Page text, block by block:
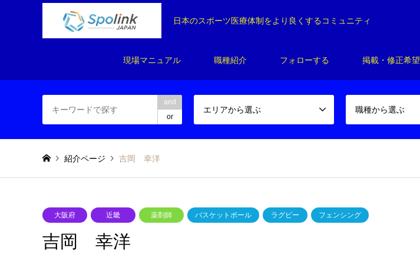
日本のスポーツ医療体制をより良くするコミュニティ
現場マニュアル 職種紹介 フォローする 掲載・修正希望
and
or
エリアから選ぶ 職種から選ぶ
紹介ページ 吉岡 幸洋
大阪府 近畿 薬剤師 バスケットボール ラグビー フェンシング
吉岡 幸洋